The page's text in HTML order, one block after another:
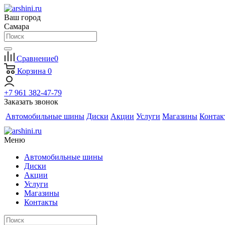
Ваш город
Самара
Сравнение0
Корзина 0
+7 961 382-47-79
Заказать звонок
Автомобильные шины Диски Акции Услуги Магазины
Меню
Автомобильные шины
Диски
Акции
Услуги
Магазины
Контакты